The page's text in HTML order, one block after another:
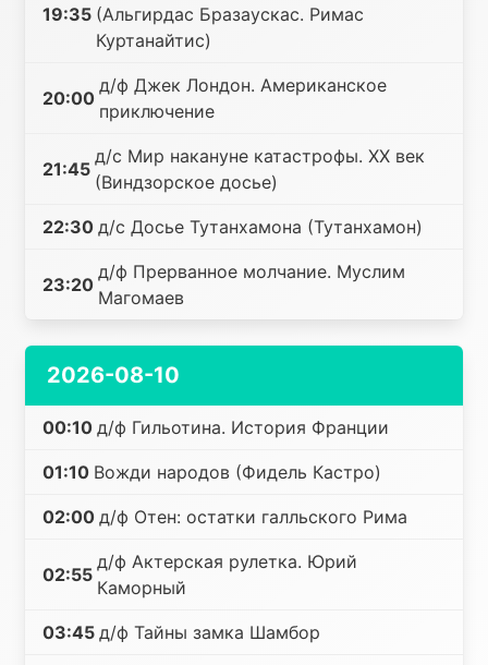
19:35 (Альгирдас Бразаускас. Римас
Куртанайтис)
20:00
д/ф Джек Лондон. Американское
приключение
21:45
д/с Мир накануне катастрофы. XX век
(Виндзорское досье)
22:30 д/с Досье Тутанхамона (Тутанхамон)
23:20
д/ф Прерванное молчание. Муслим
Магомаев
2026-08-10
00:10 д/ф Гильотина. История Франции
01:10 Вожди народов (Фидель Кастро)
02:00 д/ф Отен: остатки галльского Рима
02:55
д/ф Актерская рулетка. Юрий
Каморный
03:45 д/ф Тайны замка Шамбор